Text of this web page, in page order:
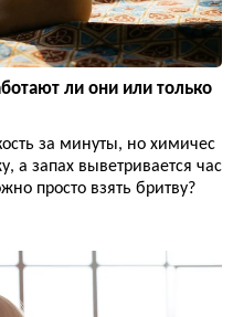
ли они или только
за минуты, но химичес
а запах выветривается час
просто взять бритву?